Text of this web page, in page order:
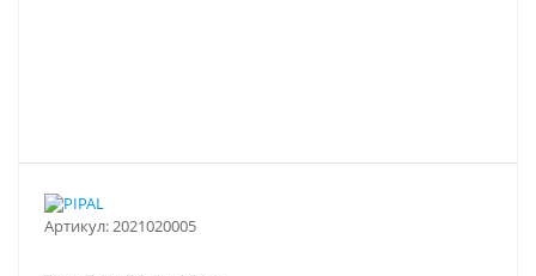
Артикул:2021020005